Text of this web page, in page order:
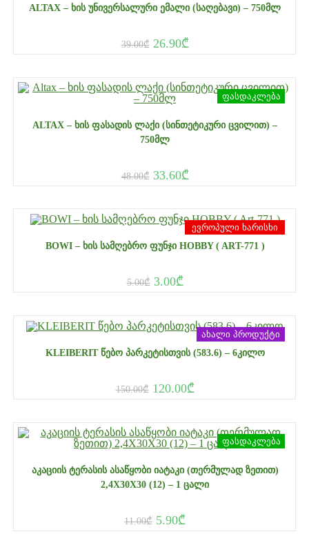
ALTAX – ᲮᲘᲡ ᲣᲜᲘᲕᲔᲠᲡᲐᲚᲣᲠᲘ ᲔᲛᲐᲚᲘ (ᲡᲐᲦᲔᲑᲐᲕᲘ) – 750ᲛᲚ
39.00₾ 26.90₾
ფასდაკლება
ALTAX – ᲮᲘᲡ ᲤᲐᲡᲐᲓᲘᲡ ᲚᲐᲥᲘ (ᲡᲘᲜᲗᲔᲢᲘᲙᲣᲠᲘ ᲪᲕᲘᲚᲘᲗ) –
750ᲛᲚ
48.00₾ 33.60₾
ევროპული ხარისხი
BOWI – ᲮᲘᲡ ᲡᲐᲛᲦᲔᲑᲠᲝ ᲤᲣᲜᲯᲘ HOBBY ( ART-771 )
5.00₾ 3.00₾
ახალი პროდუქტი
KLEIBERIT ᲬᲔᲑᲝ ᲞᲐᲠᲙᲔᲢᲘᲡᲗᲕᲘᲡ (583.6) – 6ᲙᲘᲚᲝ
150.00₾ 120.00₾
ფასდაკლება
ᲐᲙᲐᲪᲘᲘᲡ ᲢᲔᲠᲐᲡᲘᲡ ᲐᲡᲐᲬᲧᲝᲑᲘ ᲘᲐᲢᲐᲙᲘ (ᲗᲔᲠᲛᲣᲚᲐᲓ ᲖᲔᲗᲘᲗ)
2,4X30X30 (12) – 1 ᲪᲐᲚᲘ
11.00₾ 5.90₾